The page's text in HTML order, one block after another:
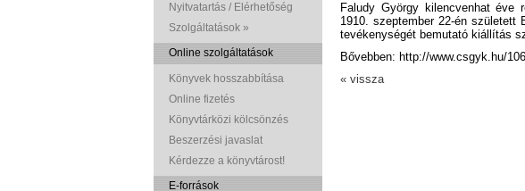
Nyitvatartás / Elérhetőség
Szolgáltatások »
Online szolgáltatások
Könyvek hosszabbítása
Online fizetés
Könyvtárközi kölcsönzés
Beszerzési javaslat
Kérdezze a könyvtárost!
E-források
Faludy György kilencvenhat
1910. szeptember 22-én született
tevékenységét bemutató kiállítás
Bővebben: http://www.csgyk.hu/
« vissza